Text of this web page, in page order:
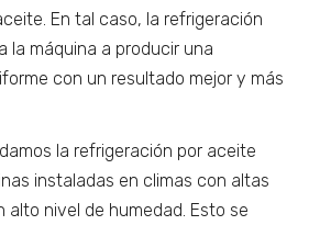
En tal caso, la refrigeración
la máquina a producir una
con un resultado mejor y más
la refrigeración por aceite
instaladas en climas con altas
alto nivel de humedad. Esto se